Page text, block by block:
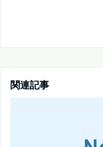
関連記事